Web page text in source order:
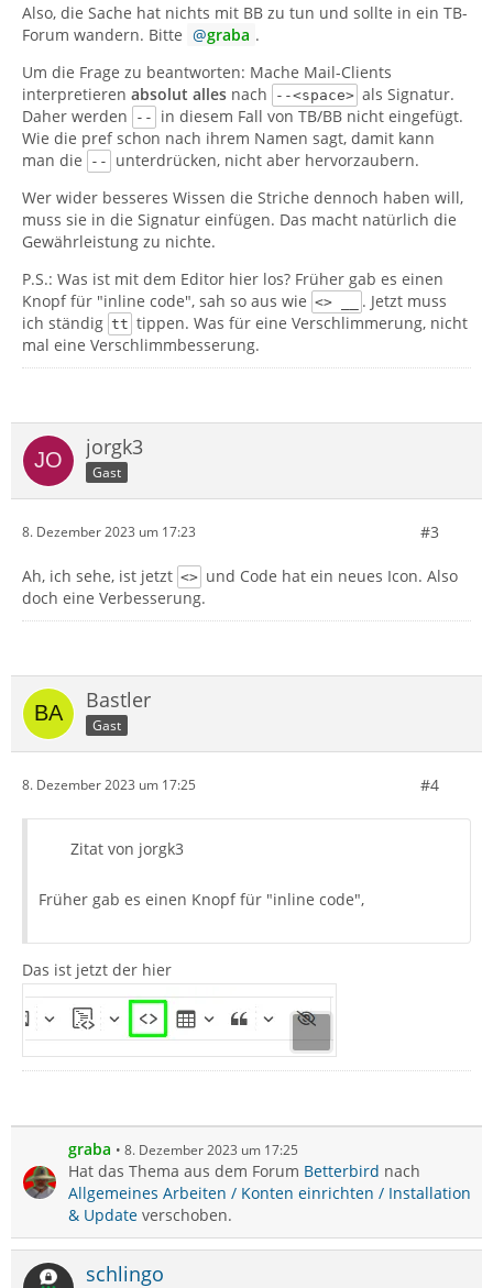
Also, die Sache hat nichts mit BB zu tun und sollte in ein TB-
Forum wandern. Bitte
graba .
Um die Frage zu beantworten: Mache Mail-Clients
interpretieren absolut alles nach --<space> als Signatur.
Daher werden
--
in diesem Fall von TB/BB nicht eingefügt.
Wie die pref schon nach ihrem Namen sagt, damit kann
man die
--
unterdrücken, nicht aber hervorzaubern.
Wer wider besseres Wissen die Striche dennoch haben will,
muss sie in die Signatur einfügen. Das macht natürlich die
Gewährleistung zu nichte.
P.S.: Was ist mit dem Editor hier los? Früher gab es einen
Knopf für "inline code", sah so aus wie <> __
. Jetzt muss
ich ständig tt tippen. Was für eine Verschlimmerung, nicht
mal eine Verschlimmbesserung.
jorgk3
Gast
8. Dezember 2023 um 17:23 #3
Ah, ich sehe, ist jetzt <> und Code hat ein neues Icon. Also
doch eine Verbesserung.
Bastler
Gast
8. Dezember 2023 um 17:25 #4
Zitat von jorgk3
Früher gab es einen Knopf für "inline code",
Das ist jetzt der hier
graba 8. Dezember 2023 um 17:25
Hat das Thema aus dem Forum Betterbird nach
Allgemeines Arbeiten / Konten einrichten / Installation
& Update verschoben.
schlingo